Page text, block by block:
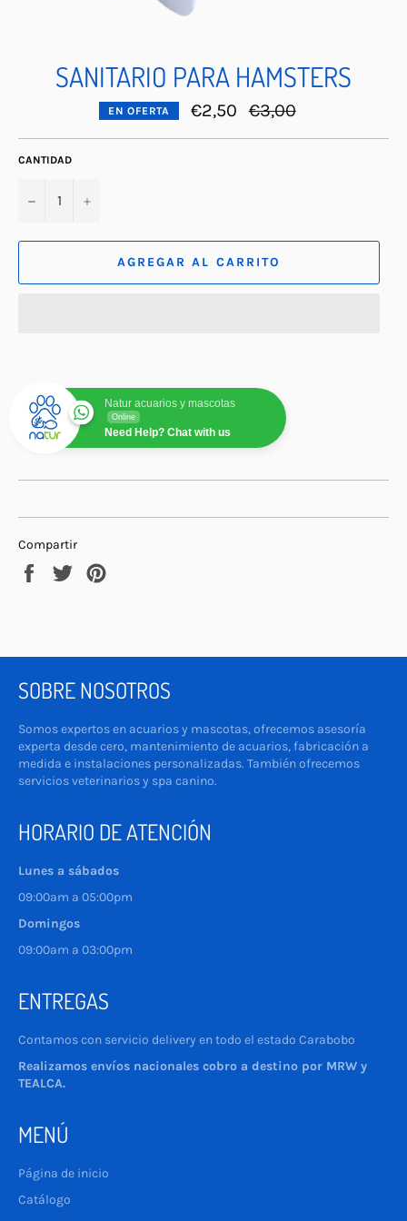
SANITARIO PARA HAMSTERS
EN OFERTA €2,50
Precio
habitual
€3,00
CANTIDAD
− +
AGREGAR AL CARRITO
Natur acuarios y mascotas
Online
Need Help? Chat with us
Compartir
Compartir
Tuitear
SOBRE NOSOTROS
Somos expertos en acuarios y mascotas, ofrecemos asesoría
experta desde cero, mantenimiento de acuarios, fabricación a
medida e instalaciones personalizadas. También ofrecemos
servicios veterinarios y spa canino.
HORARIO DE ATENCIÓN
Lunes a sábados
09:00am a 05:00pm
Domingos
09:00am a 03:00pm
ENTREGAS
Contamos con servicio delivery en todo el estado Carabobo
Realizamos envíos nacionales cobro a destino por MRW y
TEALCA.
MENÚ
Página de inicio
Catálogo